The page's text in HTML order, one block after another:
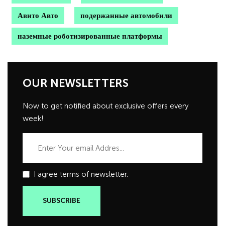
Авито Авто подержанные автомобили
наземные роботизированные платформы
OUR NEWSLETTERS
Now to get notified about exclusive offers every
week!
I agree terms of newsletter.